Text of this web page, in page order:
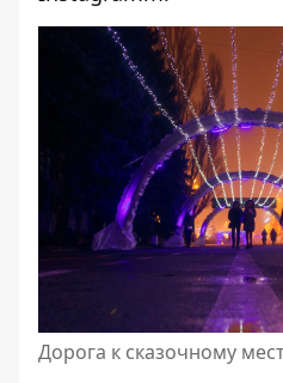
Дорога к сказочному